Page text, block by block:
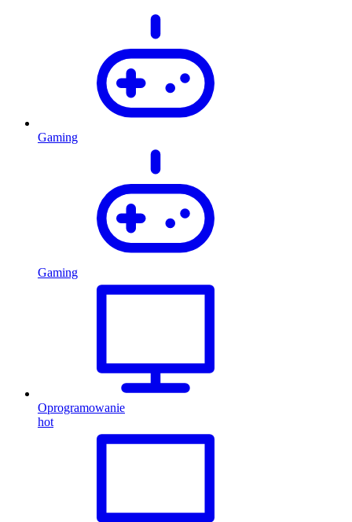
Gaming
Gaming
Oprogramowanie
hot